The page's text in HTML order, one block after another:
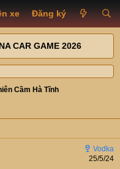
xe Đăng ký
CAR GAME 2026
Cầm Hà Tĩnh
25/5/24